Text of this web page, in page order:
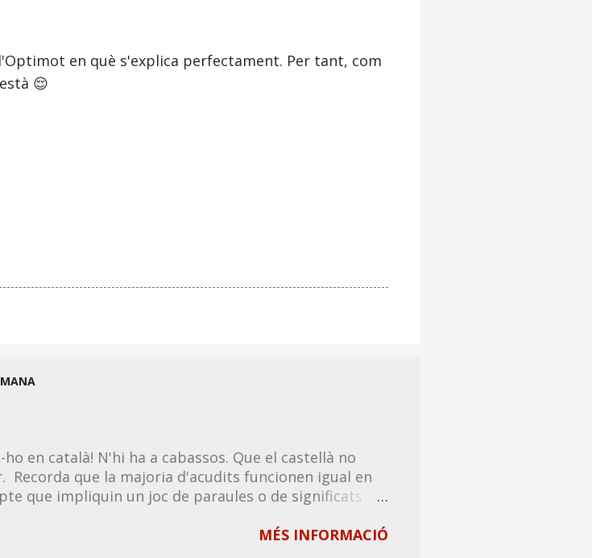
en què s'explica perfectament. Per tant, com
😌
en català! N'hi ha a cabassos. Que el castellà no
que la majoria d'acudits funcionen igual en
que impliquin un joc de paraules o de significats
de tongades d'acudits per compartir amb tothom,
MÉS INFORMACIÓ